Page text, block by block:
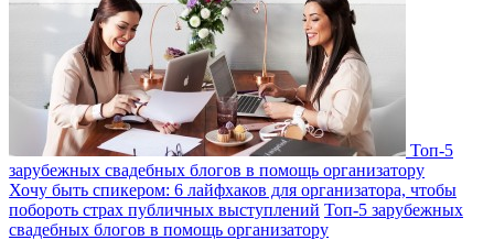
Топ-5
зарубежных свадебных блогов в помощь организатору
Хочу быть спикером: 6 лайфхаков для организатора, чтобы
побороть страх публичных выступлений Топ-5 зарубежных
свадебных блогов в помощь организатору